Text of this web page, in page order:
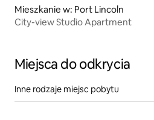
Mieszkanie w: Port Lincoln
City-view Studio Apartment
Miejsca do odkrycia
Inne rodzaje miejsc pobytu